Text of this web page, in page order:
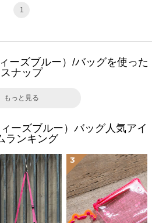
1
ーズブルー）/バッグを使った
スナップ
もっと見る
ーズブルー）バッグ人気アイ
ランキング
3